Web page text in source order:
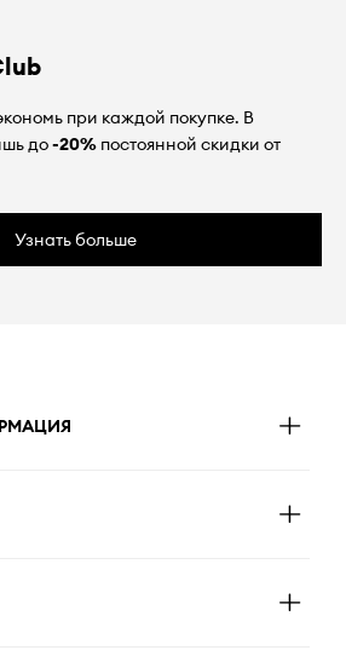
при каждой покупке. В
до-20% постоянной скидки от
Узнать больше